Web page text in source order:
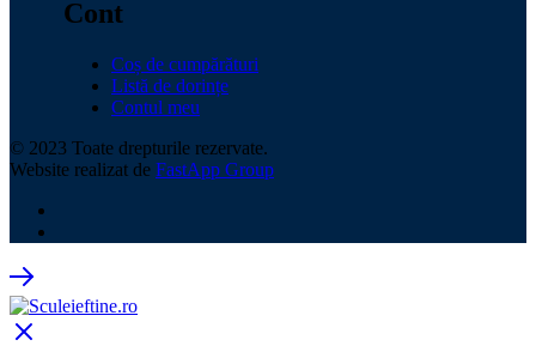
Cont
Coș de cumpărături
Listă de dorințe
Contul meu
© 2023 Toate drepturile rezervate.
Website realizat de FastApp Group